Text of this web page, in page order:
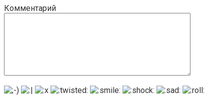
Комментарий